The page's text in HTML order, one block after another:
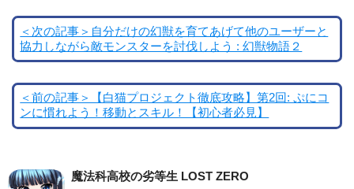
＜次の記事＞自分だけの幻獣を育てあげて他のユーザーと
協力しながら敵モンスターを討伐しよう : 幻獣物語２
＜前の記事＞【白猫プロジェクト徹底攻略】第2回: ぷにコ
ンに慣れよう！移動とスキル！【初心者必見】
魔法科高校の劣等生 LOST ZERO